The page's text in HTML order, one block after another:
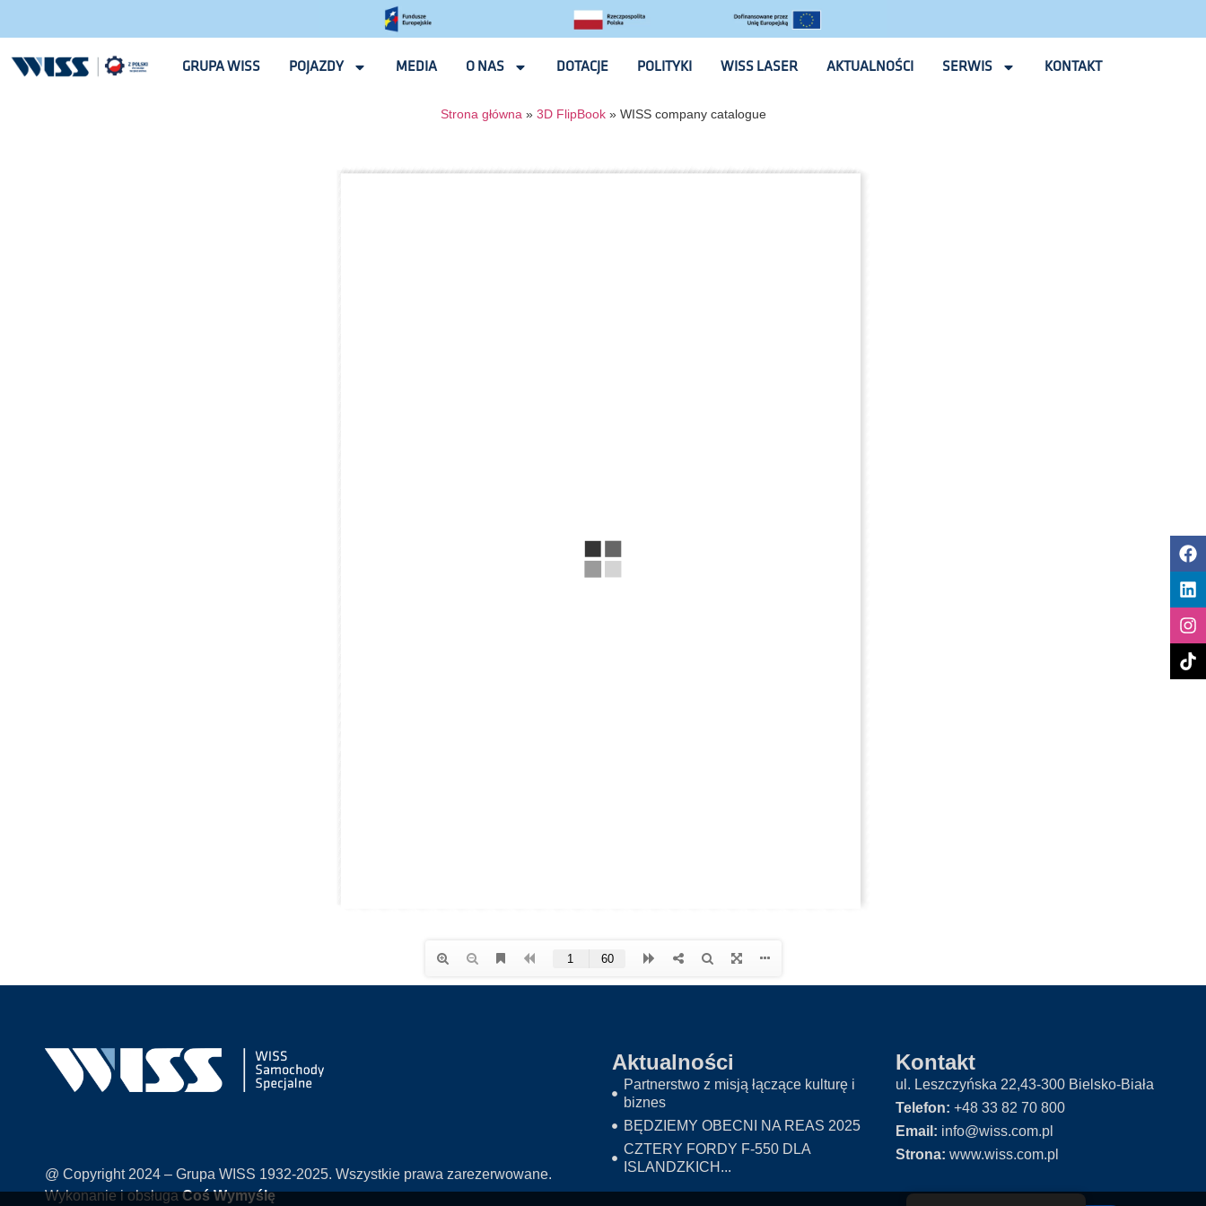
GRUPA WISS POJAZDY MEDIA O NAS DOTACJE POLITYKI WISS LASER AKTUALNOŚCI SERWIS KONTAKT
Strona główna » 3D FlipBook» WISS company catalogue
@ Copyright 2024 – Grupa WISS 1932-2025. Wszystkie prawa zarezerwowane.
Wykonanie i obsługaCoś Wymyślę
Aktualności
Partnerstwo z misją łączące kulturę i
biznes
BĘDZIEMY OBECNI NA REAS 2025
CZTERY FORDY F-550 DLA
ISLANDZKICH...
Kontakt
ul. Leszczyńska 22,43-300 Bielsko-Biała
Telefon: +48 33 82 70 800
Email: info@wiss.com.pl
Strona: www.wiss.com.pl